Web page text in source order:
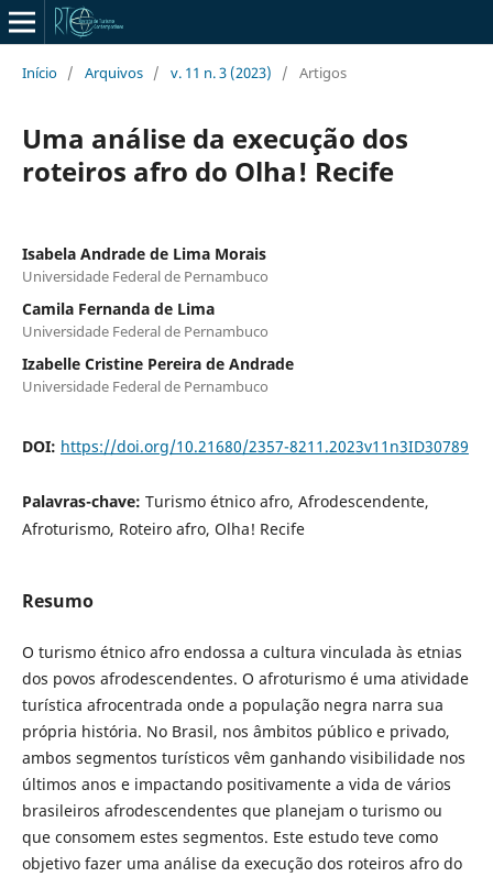
Início / Arquivos / v. 11 n. 3 (2023) / Artigos
Uma análise da execução dos
roteiros afro do Olha! Recife
Isabela Andrade de Lima Morais
Universidade Federal de Pernambuco
Camila Fernanda de Lima
Universidade Federal de Pernambuco
Izabelle Cristine Pereira de Andrade
Universidade Federal de Pernambuco
DOI: https://doi.org/10.21680/2357-8211.2023v11n3ID30789
Palavras-chave: Turismo étnico afro, Afrodescendente,
Afroturismo, Roteiro afro, Olha! Recife
Resumo
O turismo étnico afro endossa a cultura vinculada às etnias
dos povos afrodescendentes. O afroturismo é uma atividade
turística afrocentrada onde a população negra narra sua
própria história. No Brasil, nos âmbitos público e privado,
ambos segmentos turísticos vêm ganhando visibilidade nos
últimos anos e impactando positivamente a vida de vários
brasileiros afrodescendentes que planejam o turismo ou
que consomem estes segmentos. Este estudo teve como
objetivo fazer uma análise da execução dos roteiros afro do